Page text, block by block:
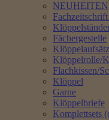
NEUHEITEN
Fächergestelle
Klöppelrolle/
Flachkissen/
Klöppel
Garne
Klöppelbriefe
Komplettsets